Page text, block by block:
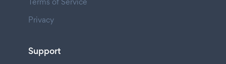
Privacy
Support